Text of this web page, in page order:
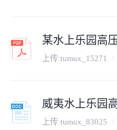
某水上乐园高
上传:tumux_15271
威夷水上乐园
上传:tumux_83025